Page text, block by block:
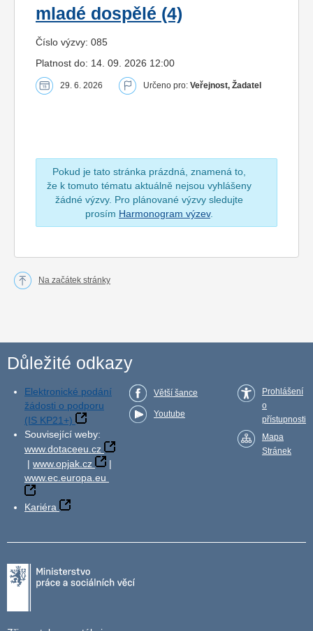
mladé dospělé (4)
Číslo výzvy: 085
Platnost do: 14. 09. 2026 12:00
29. 6. 2026 Určeno pro: Veřejnost, Žadatel
Pokud je tato stránka prázdná, znamená to,
že k tomuto tématu aktuálně nejsou vyhlášeny
žádné výzvy. Pro plánované výzvy sledujte
prosím Harmonogram výzev.
Na začátek stránky
Důležité odkazy
Elektronické podání
žádosti o podporu
(IS KP21+)
Související weby:
www.dotaceeu.cz
| www.opjak.cz
|
www.ec.europa.eu
Kariéra
Větší šance
Youtube
Prohlášení
o
přístupnosti
Mapa
Stránek